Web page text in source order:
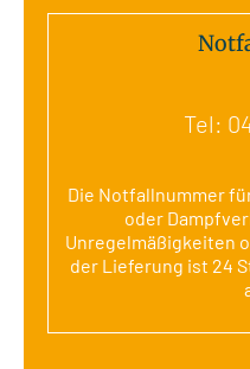
Tel:
Die Notfallnummer
oder
Unregelmäßigkeiten
der Lieferung ist 24